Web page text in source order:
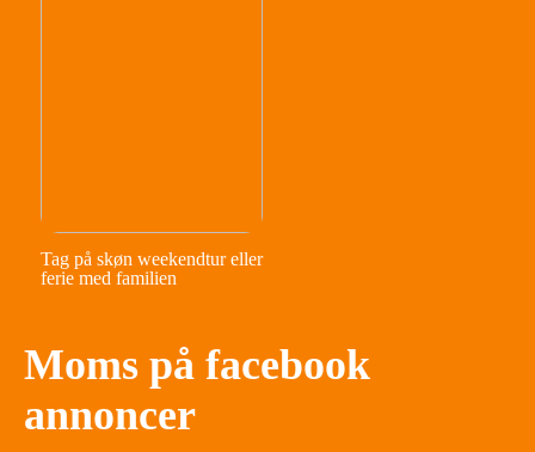
Tag på skøn weekendtur eller
ferie med familien
Moms på facebook
annoncer